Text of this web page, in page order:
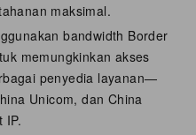
maksimal.
bandwidth Border
memungkinkan akses
penyedia layanan—
Unicom, dan China
IP.